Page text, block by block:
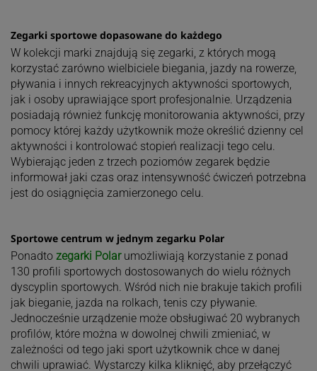
Zegarki sportowe dopasowane do każdego
W kolekcji marki znajdują się zegarki, z których mogą
korzystać zarówno wielbiciele biegania, jazdy na rowerze,
pływania i innych rekreacyjnych aktywności sportowych,
jak i osoby uprawiające sport profesjonalnie. Urządzenia
posiadają również funkcję monitorowania aktywności, przy
pomocy której każdy użytkownik może określić dzienny cel
aktywności i kontrolować stopień realizacji tego celu.
Wybierając jeden z trzech poziomów zegarek będzie
informował jaki czas oraz intensywność ćwiczeń potrzebna
jest do osiągnięcia zamierzonego celu.
Sportowe centrum w jednym zegarku Polar
Ponadto zegarki Polarumożliwiają korzystanie z ponad
130 profili sportowych dostosowanych do wielu różnych
dyscyplin sportowych. Wśród nich nie brakuje takich profili
jak bieganie, jazda na rolkach, tenis czy pływanie.
Jednocześnie urządzenie może obsługiwać 20 wybranych
profilów, które można w dowolnej chwili zmieniać, w
zależności od tego jaki sport użytkownik chce w danej
chwili uprawiać. Wystarczy kilka kliknięć, aby przełączyć